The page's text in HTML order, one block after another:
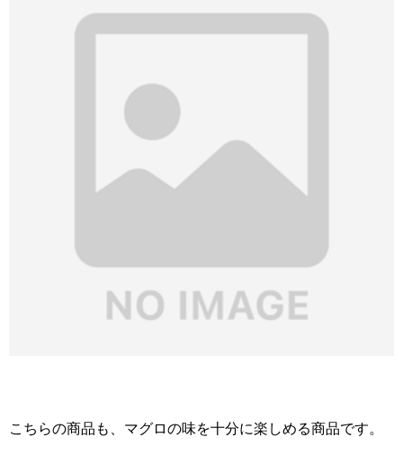
こちらの商品も、マグロの味を十分に楽しめる商品です。